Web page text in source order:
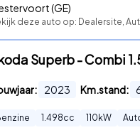
(GE)
deze auto op: Dealersite,
Superb - Combi
2023 Km.stand:
1.498cc 110 kW